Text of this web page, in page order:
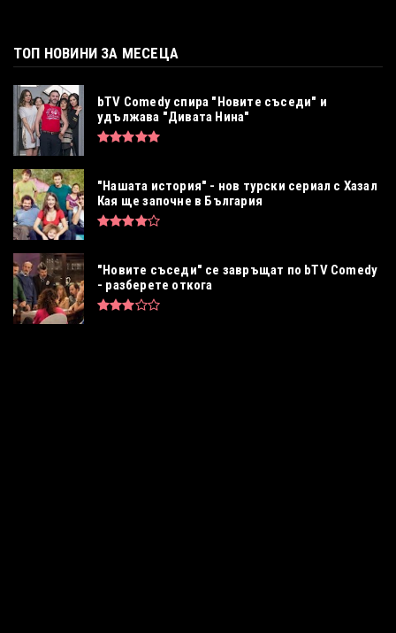
ТОП НОВИНИ ЗА МЕСЕЦА
bTV Comedy спира "Новите съседи" и
удължава "Дивата Нина"
"Нашата история" - нов турски сериал с Хазал
Кая ще започне в България
"Новите съседи" се завръщат по bTV Comedy
- разберете откога